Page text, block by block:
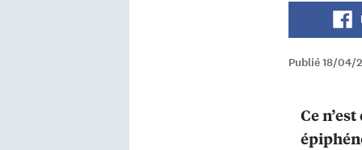
Publié 18/04/
Ce